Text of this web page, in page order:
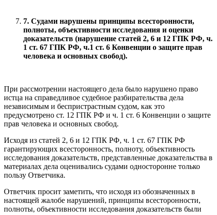
7. Судами нарушены принципы всесторонности,
полноты, объективности исследования и оценки
доказательств (нарушение статей 2, 6 и 12 ГПК РФ, ч.
1 ст. 67 ГПК РФ, ч.1 ст. 6 Конвенции о защите прав
человека и основных свобод).
При рассмотрении настоящего дела было нарушено право
истца на справедливое судебное разбирательства дела
независимым и беспристрастным судом, как это
предусмотрено ст. 12 ГПК РФ и ч. 1 ст. 6 Конвенции о защите
прав человека и основных свобод.
Исходя из статей 2, 6 и 12 ГПК РФ, ч. 1 ст. 67 ГПК РФ
гарантирующих всесторонность, полноту, объективность
исследования доказательств, представленные доказательства в
материалах дела оценивались судами односторонне только
пользу Ответчика.
Ответчик просит заметить, что исходя из обозначенных в
настоящей жалобе нарушений, принципы всесторонности,
полноты, объективности исследования доказательств были